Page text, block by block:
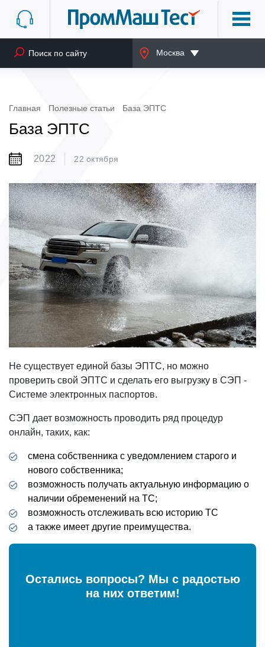
Москва
Главная Полезные статьи База ЭПТС
База ЭПТС
2022 22 октября
Не существует единой базы ЭПТС, но можно
проверить свой ЭПТС и сделать его выгрузку в СЭП -
Системе электронных паспортов.
СЭП дает возможность проводить ряд процедур
онлайн, таких, как:
смена собственника с уведомлением старого и
нового собственника;
возможность получать актуальную информацию о
наличии обременений на ТС;
возможность отслеживать всю историю ТС
а также имеет другие преимущества.
Остались вопросы? Мы с радостью
на них ответим!